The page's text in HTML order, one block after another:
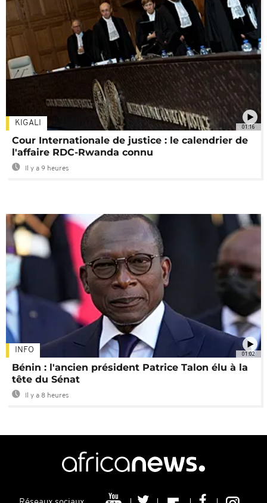
01:16
KIGALI
Cour Internationale de justice : le calendrier de
l'affaire RDC-Rwanda connu
Il y a 9 heures
01:02
INFO
Bénin : l'ancien président Patrice Talon élu à la
tête du Sénat
Il y a 8 heures